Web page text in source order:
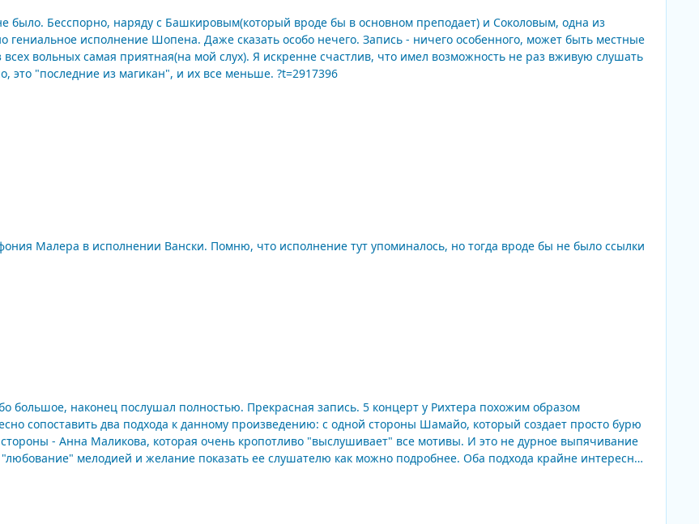
было. Бесспорно, наряду с Башкировым(который вроде бы в основном преподает) и Соколовым, одна из
Шопена. Даже сказать особо нечего. Запись - ничего особенного, может быть местные
Я искренне счастлив, что имел возможность не раз вживую слушать
настолько больших исполнителей. Как ни прискорбно, это "последние из магикан", и их все меньше. ?t=2917396
Малера в исполнении Вански. Помню, что исполнение тут упоминалось, но тогда вроде бы не было ссылки
сопоставить два подхода к данному произведению: c одной стороны Шамайо, который создает просто бурю
- Анна Маликова, которая очень кропотливо "выслушивает" все мотивы. И это не дурное выпячивание
и желание показать ее слушателю как можно подробнее. Оба подхода крайне интересны,